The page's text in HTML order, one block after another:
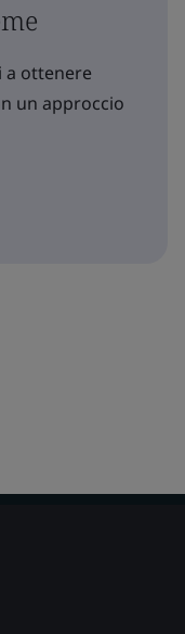
a ottenere
un approccio